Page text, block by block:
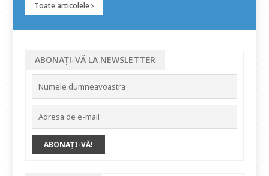
Toate articolele
ABONAȚI-VĂ LA NEWSLETTER